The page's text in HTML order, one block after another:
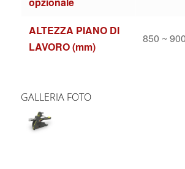
ALTEZZA PIANO DI
LAVORO (mm)
850 ~ 900
GALLERIA FOTO